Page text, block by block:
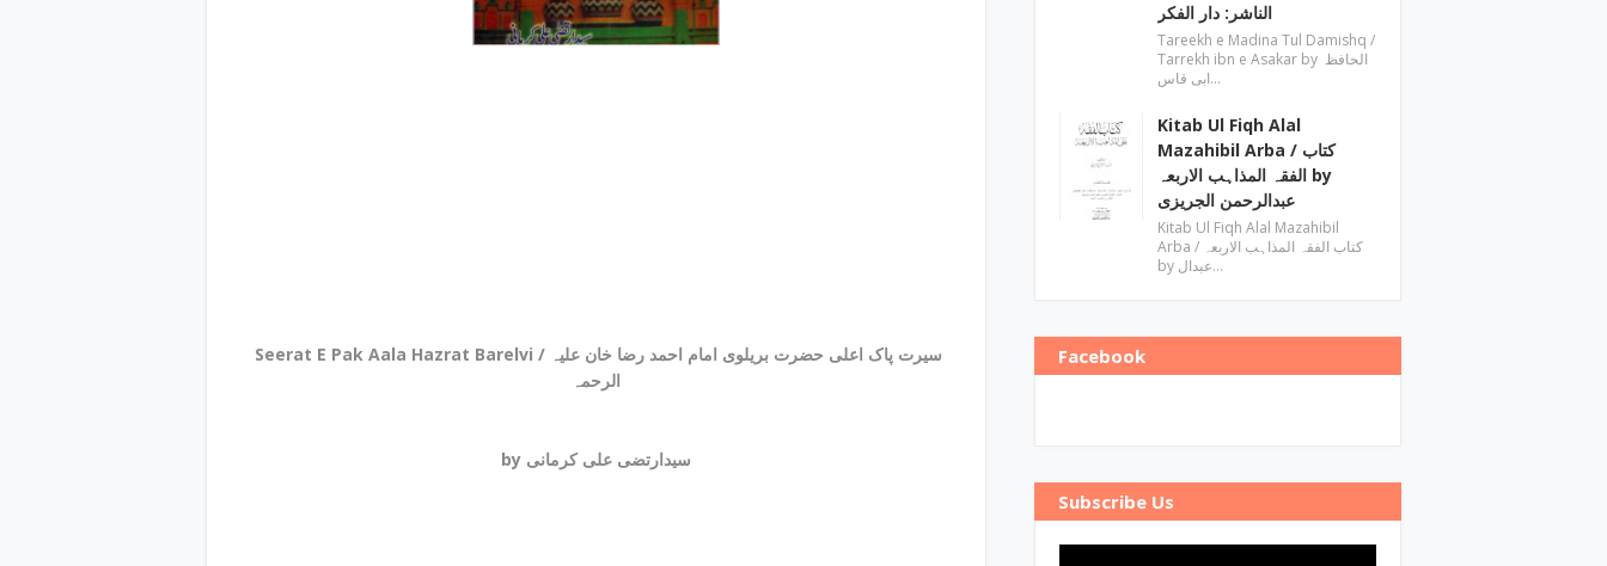
Seerat E Pak Aala Hazrat Barelvi / سیرت پاک اعلی حضرت بریلوی امام احمد رضا خان علیہ
الرحمہ
by سیدارتضی علی کرمانی
الناشر: دار الفكر
Tareekh e Madina Tul Damishq /
Tarrekh ibn e Asakar by الحافظ
ابی قاس…
Kitab Ul Fiqh Alal
Mazahibil Arba / کتاب
الفقہ المذاہب الاربعہ by
عبدالرحمن الجریزی
Kitab Ul Fiqh Alal Mazahibil
Arba / کتاب الفقہ المذاہب الاربعہ
by عبدال…
Facebook
Subscribe Us